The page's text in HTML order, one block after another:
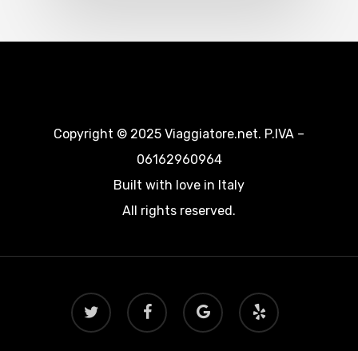
Copyright © 2025 Viaggiatore.net. P.IVA –
06162960964
Built with love in Italy
All rights reserved.
twitter facebook
google-
plus
yelp